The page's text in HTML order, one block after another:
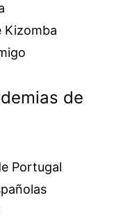
Kizomba
de
Portugal